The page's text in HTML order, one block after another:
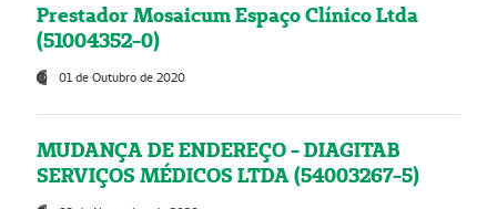
Prestador Mosaicum Espaço Clínico Ltda
(51004352-0)
01 de Outubro de 2020
MUDANÇA DE ENDEREÇO - DIAGITAB
SERVIÇOS MÉDICOS LTDA (54003267-5)